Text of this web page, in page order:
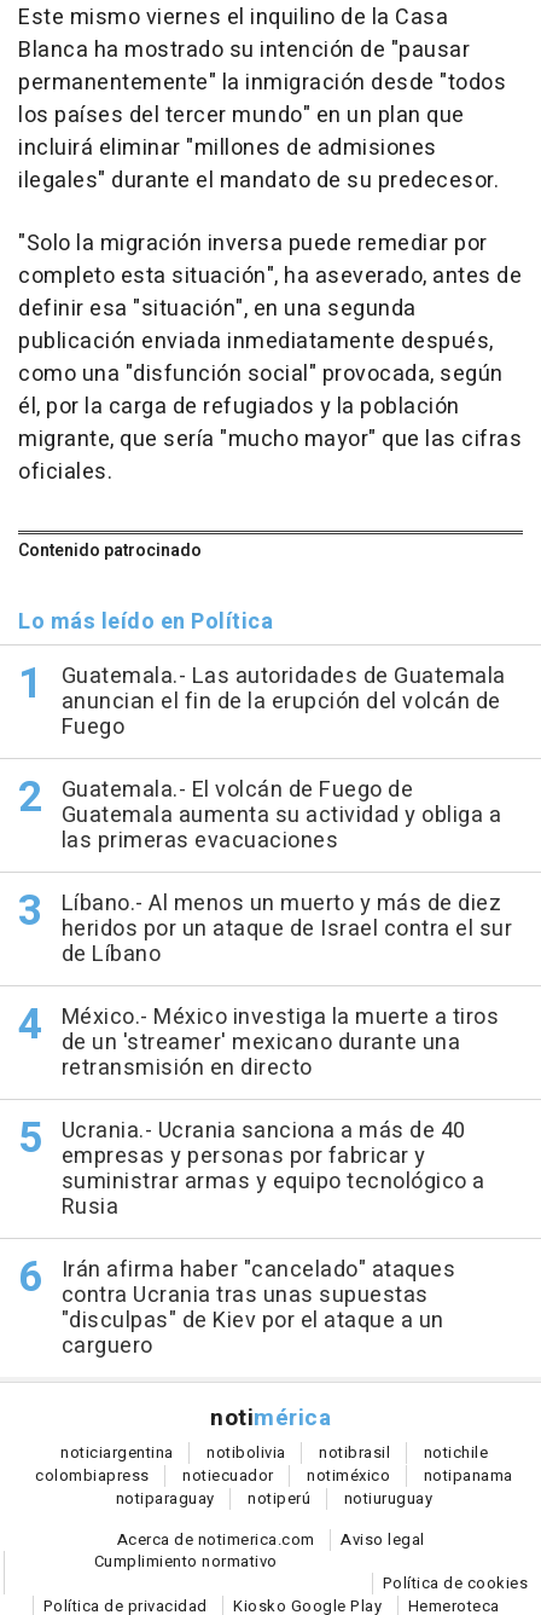
Este mismo viernes el inquilino de la Casa
Blanca ha mostrado su intención de "pausar
permanentemente" la inmigración desde "todos
los países del tercer mundo" en un plan que
incluirá eliminar "millones de admisiones
ilegales" durante el mandato de su predecesor.
"Solo la migración inversa puede remediar por
completo esta situación", ha aseverado, antes de
definir esa "situación", en una segunda
publicación enviada inmediatamente después,
como una "disfunción social" provocada, según
él, por la carga de refugiados y la población
migrante, que sería "mucho mayor" que las cifras
oficiales.
Contenido patrocinado
Lo más leído en Política
Guatemala.- Las autoridades de Guatemala
anuncian el fin de la erupción del volcán de
Fuego
Guatemala.- El volcán de Fuego de
Guatemala aumenta su actividad y obliga a
las primeras evacuaciones
Líbano.- Al menos un muerto y más de diez
heridos por un ataque de Israel contra el sur
de Líbano
México.- México investiga la muerte a tiros
de un 'streamer' mexicano durante una
retransmisión en directo
Ucrania.- Ucrania sanciona a más de 40
empresas y personas por fabricar y
suministrar armas y equipo tecnológico a
Rusia
Irán afirma haber "cancelado" ataques
contra Ucrania tras unas supuestas
"disculpas" de Kiev por el ataque a un
carguero
notimérica
noticiargentina notibolivia notibrasil notichile
colombiapress notiecuador notiméxico notipanama
notiparaguay notiperú notiuruguay
Acerca de notimerica.com
Aviso legal
Cumplimiento normativo
Política de cookies
Política de privacidad
Kiosko Google Play Hemeroteca